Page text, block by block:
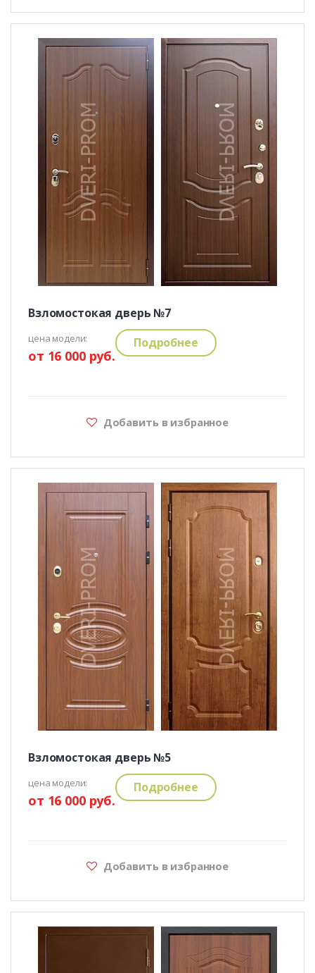
Взломостокая дверь №7
цена модели:
от 16 000 руб.
Подробнее
Добавить в избранное
Взломостокая дверь №5
цена модели:
от 16 000 руб.
Подробнее
Добавить в избранное